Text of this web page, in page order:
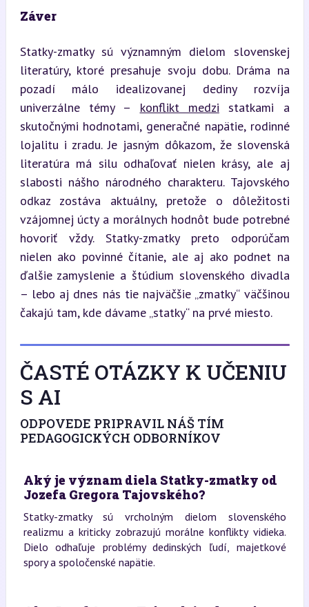
Záver
Statky-zmatky sú významným dielom slovenskej
literatúry, ktoré presahuje svoju dobu. Dráma na
pozadí málo idealizovanej dediny rozvíja
univerzálne témy – konflikt medzi statkami a
skutočnými hodnotami, generačné napätie, rodinné
lojalitu i zradu. Je jasným dôkazom, že slovenská
literatúra má silu odhaľovať nielen krásy, ale aj
slabosti nášho národného charakteru. Tajovského
odkaz zostáva aktuálny, pretože o dôležitosti
vzájomnej úcty a morálnych hodnôt bude potrebné
hovoriť vždy. Statky-zmatky preto odporúčam
nielen ako povinné čítanie, ale aj ako podnet na
ďalšie zamyslenie a štúdium slovenského divadla
– lebo aj dnes nás tie najväčšie „zmatky“ väčšinou
čakajú tam, kde dávame „statky“ na prvé miesto.
ČASTÉ OTÁZKY K UČENIU
S AI
ODPOVEDE PRIPRAVIL NÁŠ TÍM
PEDAGOGICKÝCH ODBORNÍKOV
Aký je význam diela Statky-zmatky od
Jozefa Gregora Tajovského?
Statky-zmatky sú vrcholným dielom slovenského
realizmu a kriticky zobrazujú morálne konflikty vidieka.
Dielo odhaľuje problémy dedinských ľudí, majetkové
spory a spoločenské napätie.